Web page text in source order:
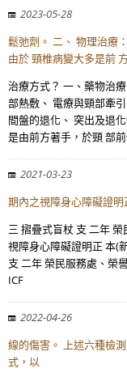
2023-05-28
鬆弛劑。 二、 物理治療
由於 頸椎病變大多是前
治療方式？ 一、藥物治
部熱敷、 電療與頸部牽
間盤的退化、 突出及退
是由前方著手，於頸 部
2021-03-23
期內之視障身心障礙證明
三 摺疊式盲杖 支 二年
視障身心障礙證明正 本(
支 二年 榮民服務處、榮
ICF
2022-04-26
線的傷害。 上述六種檢
式，以